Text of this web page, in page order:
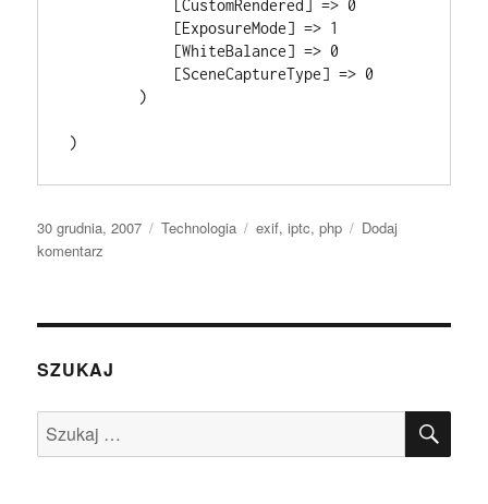
)
Data
publikacji
30 grudnia, 2007 Kategorie
Technologia Tagi
exif,iptc,php
Dodaj
komentarz
EXIF
w
SZUKAJ
Szukaj: